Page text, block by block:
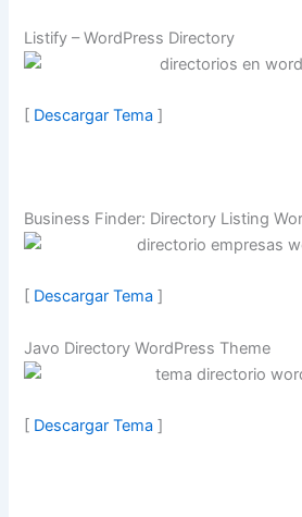
Listify – WordPress Directory
[ Descargar Tema ]
Business Finder: Directory Listing
[ Descargar Tema ]
Javo Directory WordPress Theme
[ Descargar Tema ]